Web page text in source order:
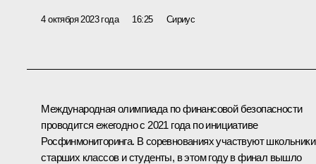
4 октября 2023 года 16:25 Сириус
Международная олимпиада по финансовой безопасности
проводится ежегодно с 2021 года по инициативе
Росфинмониторинга. В соревнованиях участвуют школьники
старших классов и студенты, в этом году в финал вышло